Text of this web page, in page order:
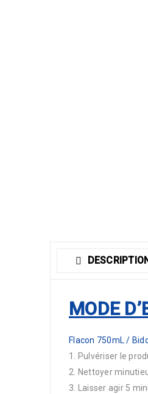
MODE
Flacon 750mL /
1. Pulvériser le
2. Nettoyer
3. Laisser agir 5